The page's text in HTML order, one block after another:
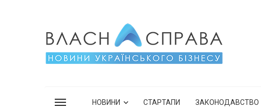
НОВИНИ СТАРТАПИ ЗАКОНОДАВСТВО